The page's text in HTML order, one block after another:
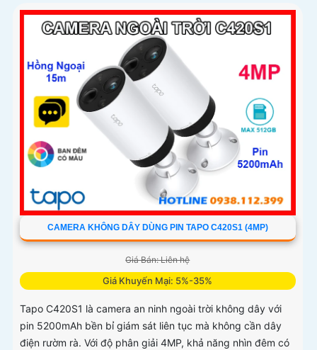
ninh
CAMERA KHÔNG DÂY DÙNG PIN TAPO C420S1 (4MP)
Giá Bán: Liên hệ
Giá Khuyến Mại: 5%-35%
Tapo C420S1 là camera an ninh ngoài trời không dây với
pin 5200mAh bền bỉ giám sát liên tục mà không cần dây
điện rườm rà. Với độ phân giải 4MP, khả năng nhìn đêm có